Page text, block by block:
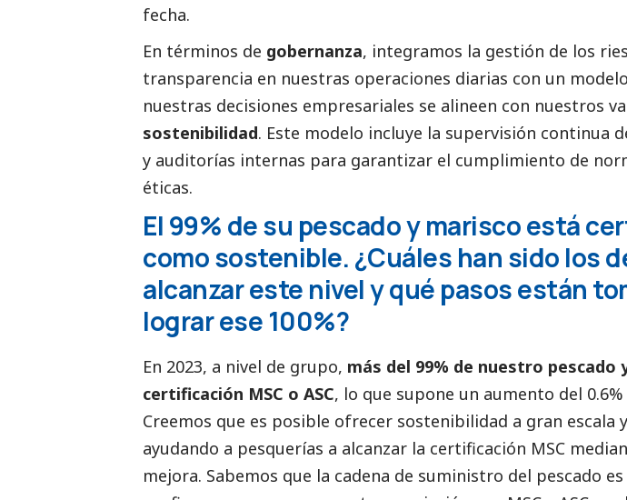
fecha.
En términos de gobernanza, integramos la gestión de los
transparencia en nuestras operaciones diarias con un
nuestras decisiones empresariales se alineen con nuestros
sostenibilidad. Este modelo incluye la supervisión continua
y auditorías internas para garantizar el cumplimiento de
éticas.
El 99% de su pescado y marisco está
como sostenible. ¿Cuáles han sido los
alcanzar este nivel y qué pasos están
lograr ese 100%?
En 2023, a nivel de grupo, más del 99% de nuestro pescado
certificación MSC o ASC, lo que supone un aumento del
Creemos que es posible ofrecer sostenibilidad a gran escala
ayudando a pesquerías a alcanzar la certificación MSC
mejora. Sabemos que la cadena de suministro del pescado